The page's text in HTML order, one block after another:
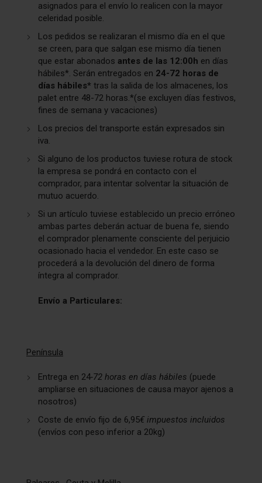
asignados para el envío lo realicen con la mayor
celeridad posible.
Los pedidos se realizaran el mismo día en el que
se creen, para que salgan ese mismo día tienen
que estar abonados antes de las 12:00h en días
hábiles*. Serán entregados en 24-72 horas de
días hábiles* tras la salida de los almacenes, los
palet entre 48-72 horas.*(se excluyen días festivos,
fines de semana y vacaciones)
Los precios del transporte están expresados sin
iva.
Si alguno de los productos tuviese rotura de stock
la empresa se pondrá en contacto con el
comprador, para intentar solventar la situación de
mutuo acuerdo.
Si un artículo tuviese establecido un precio erróneo
ambas partes deberán actuar de buena fe, siendo
el comprador plenamente consciente del perjuicio
ocasionado hacia el vendedor. En este caso se
procederá a la devolución del dinero de forma
íntegra al comprador.
Envío a Particulares:
Península
Entrega en 24-72 horas en días hábiles (puede
ampliarse en situaciones de causa mayor ajenos a
nosotros)
Coste de envío fijo de 6,95€ impuestos incluidos
(envíos con peso inferior a 20kg)